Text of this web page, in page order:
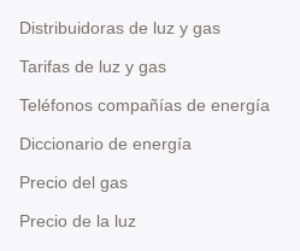
Distribuidoras de luz y gas
Tarifas de luz y gas
Teléfonos compañías de energía
Diccionario de energía
Precio del gas
Precio de la luz